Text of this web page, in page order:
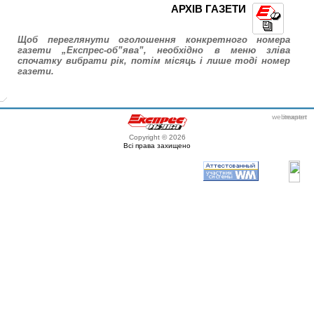
АРХІВ ГАЗЕТИ
Щоб переглянути оголошення конкретного номера
газети „Експрес-об”ява”, необхідно в меню зліва
спочатку вибрати рік, потім місяць і лише тоді номер
газети.
Copyright © 2026
Всі права захищено
webmaster
itexpert